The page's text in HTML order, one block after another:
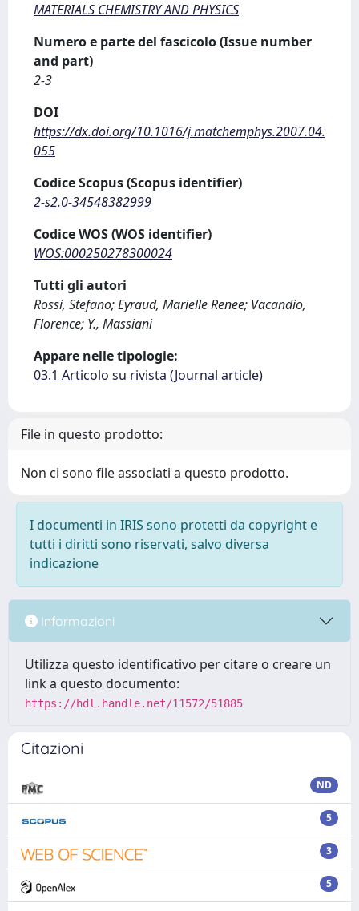
MATERIALS CHEMISTRY AND PHYSICS
Numero e parte del fascicolo (Issue number
and part)
2-3
DOI
https://dx.doi.org/10.1016/j.matchemphys.2007.04.
055
Codice Scopus (Scopus identifier)
2-s2.0-34548382999
Codice WOS (WOS identifier)
WOS:000250278300024
Tutti gli autori
Rossi, Stefano; Eyraud, Marielle Renee; Vacandio,
Florence; Y., Massiani
Appare nelle tipologie:
03.1 Articolo su rivista (Journal article)
File in questo prodotto:
Non ci sono file associati a questo prodotto.
I documenti in IRIS sono protetti da copyright e
tutti i diritti sono riservati, salvo diversa
indicazione
Informazioni
Utilizza questo identificativo per citare o creare un
link a questo documento:
https://hdl.handle.net/11572/51885
Citazioni
ND
5
3
5